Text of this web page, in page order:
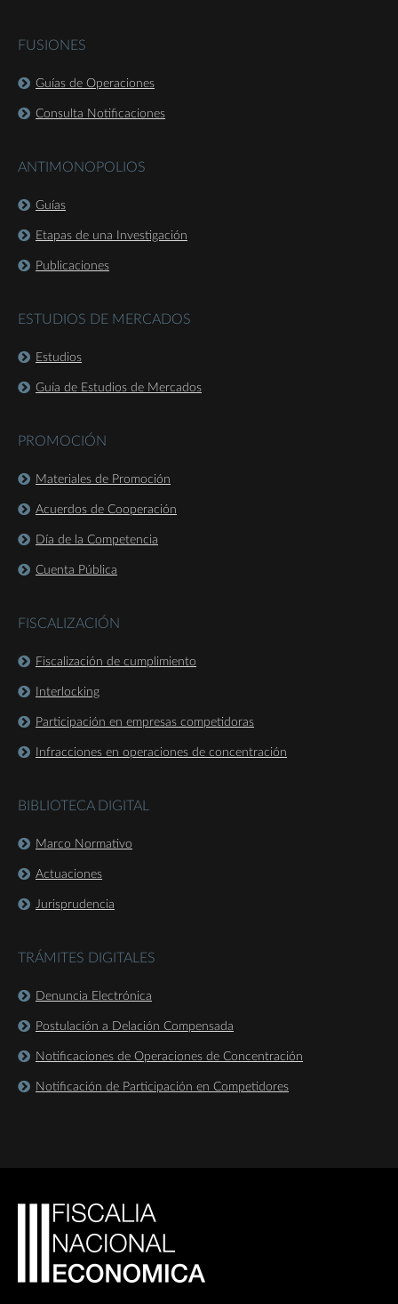
FUSIONES
Guías de Operaciones
Consulta Notificaciones
ANTIMONOPOLIOS
Guías
Etapas de una Investigación
Publicaciones
ESTUDIOS DE MERCADOS
Estudios
Guía de Estudios de Mercados
PROMOCIÓN
Materiales de Promoción
Acuerdos de Cooperación
Día de la Competencia
Cuenta Pública
FISCALIZACIÓN
Fiscalización de cumplimiento
Interlocking
Participación en empresas competidoras
Infracciones en operaciones de concentración
BIBLIOTECA DIGITAL
Marco Normativo
Actuaciones
Jurisprudencia
TRÁMITES DIGITALES
Denuncia Electrónica
Postulación a Delación Compensada
Notificaciones de Operaciones de Concentración
Notificación de Participación en Competidores